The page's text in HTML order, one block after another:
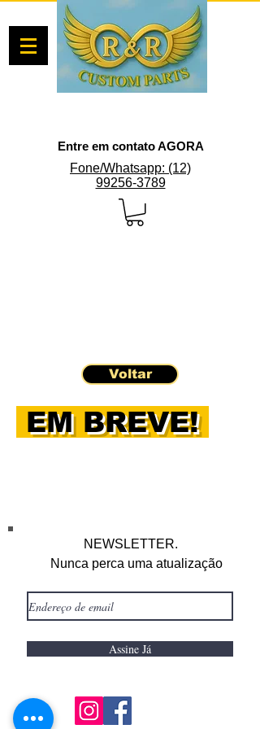
Entre em contato AGORA
Fone/Whatsapp: (12)
99256-3789
Voltar
EM BREVE!
NEWSLETTER.
Nunca perca uma atualização
Assine Já